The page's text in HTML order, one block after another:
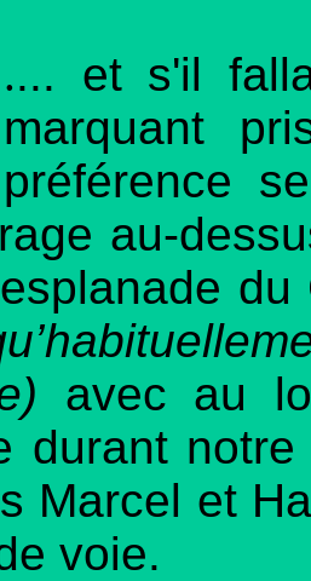
.... et s'il
marquant
préférence
au-
avec au
durant
Marcel et
voie.